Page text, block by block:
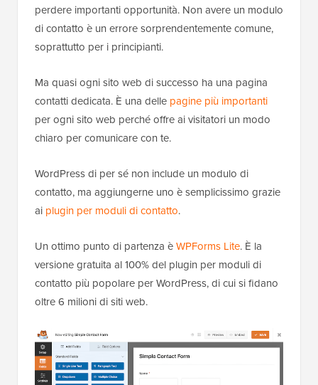
perdere importanti opportunità. Non avere un modulo
di contatto è un errore sorprendentemente comune,
soprattutto per i principianti.
Ma quasi ogni sito web di successo ha una pagina
contatti dedicata. È una delle pagine più importanti
per ogni sito web perché offre ai visitatori un modo
chiaro per comunicare con te.
WordPress di per sé non include un modulo di
contatto, ma aggiungerne uno è semplicissimo grazie
ai plugin per moduli di contatto.
Un ottimo punto di partenza èWPForms Lite. È la
versione gratuita al 100% del plugin per moduli di
contatto più popolare per WordPress, di cui si fidano
oltre 6 milioni di siti web.